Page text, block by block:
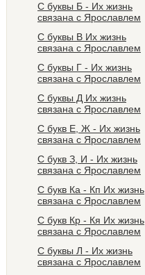
C буквы Б - Их жизнь
связана с Ярославлем
С буквы В Их жизнь
связана с Ярославлем
С буквы Г - Их жизнь
связана с Ярославлем
С буквы Д Их жизнь
связана с Ярославлем
С букв Е, Ж - Их жизнь
связана с Ярославлем
C букв З, И - Их жизнь
связана с Ярославлем
C букв Ка - Кп Их жизнь
связана с Ярославлем
С букв Кр - Кя Их жизнь
связана с Ярославлем
С буквы Л - Их жизнь
связана с Ярославлем